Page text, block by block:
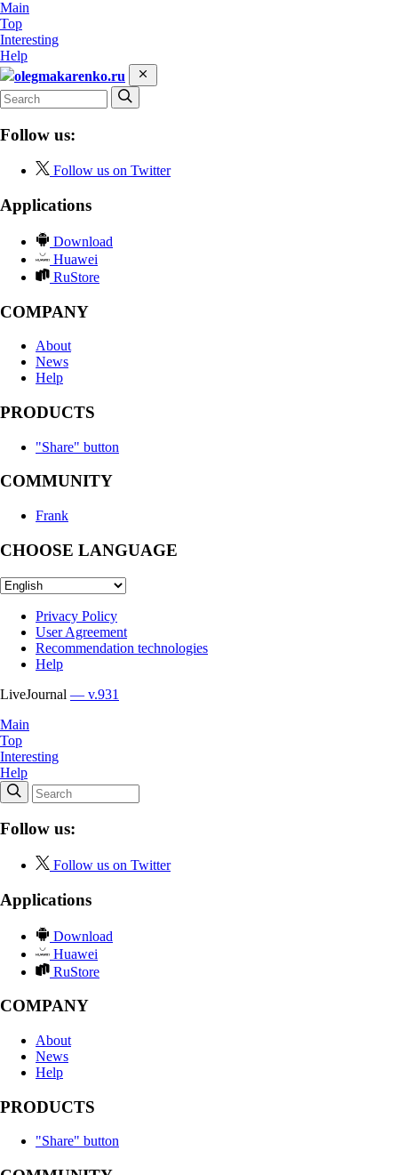
Main
Top
Interesting
Help
olegmakarenko.ru
Follow us:
Follow us on Twitter
Applications
Download
Huawei
RuStore
COMPANY
About
News
Help
PRODUCTS
"Share" button
COMMUNITY
Frank
CHOOSE LANGUAGE
Privacy Policy
User Agreement
Recommendation technologies
Help
LiveJournal — v.931
Main
Top
Interesting
Help
Follow us:
Follow us on Twitter
Applications
Download
Huawei
RuStore
COMPANY
About
News
Help
PRODUCTS
"Share" button